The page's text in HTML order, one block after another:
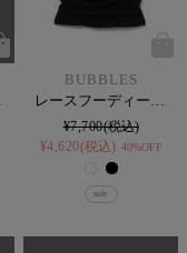
BUBBLES
¥7,700
¥4,620 税込 40%OFF
sale